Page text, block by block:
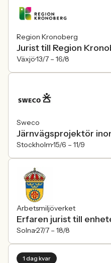
Region Kronoberg
Jurist till Region
Växjö13/7 – 16/8
Sweco
Järnvägsprojektör
Stockholm15/6 – 11/9
Arbetsmiljöverket
Erfaren jurist till
Solna27/7 – 18/8
1 dag kvar